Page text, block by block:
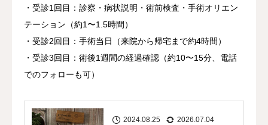
・受診1回目：診察・病状説明・術前検査・手術オリエン
テーション（約1〜1.5時間）
・受診2回目：手術当日（来院から帰宅まで約4時間）
・受診3回目：術後1週間の経過確認（約10〜15分、電話
でのフォローも可）
2024.08.25 2026.07.04